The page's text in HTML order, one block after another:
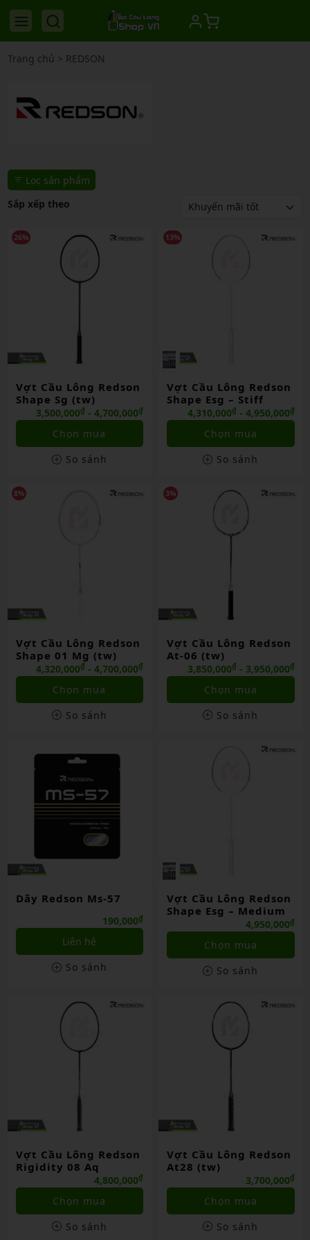
Trang chủ > REDSON
Lọc sản phẩm
Sắp xếp theo
26%
Vợt Cầu Lông Redson
Shape Sg (tw)
3,500,000₫ - 4,700,000₫
Chọn mua
So sánh
13%
Vợt Cầu Lông Redson
Shape Esg – Stiff
4,310,000₫- 4,950,000₫
Chọn mua
So sánh
8%
Vợt Cầu Lông Redson
Shape 01 Mg (tw)
4,320,000₫ - 4,700,000₫
Chọn mua
So sánh
3%
Vợt Cầu Lông Redson
At-06 (tw)
3,850,000₫ - 3,950,000₫
Chọn mua
So sánh
Dây Redson Ms-57
190,000₫
Liên hệ
So sánh
Vợt Cầu Lông Redson
Shape Esg – Medium
4,950,000₫
Chọn mua
So sánh
Vợt Cầu Lông Redson
Rigidity 08 Aq
4,800,000₫
Chọn mua
So sánh
Vợt Cầu Lông Redson
At28 (tw)
3,700,000₫
Chọn mua
So sánh